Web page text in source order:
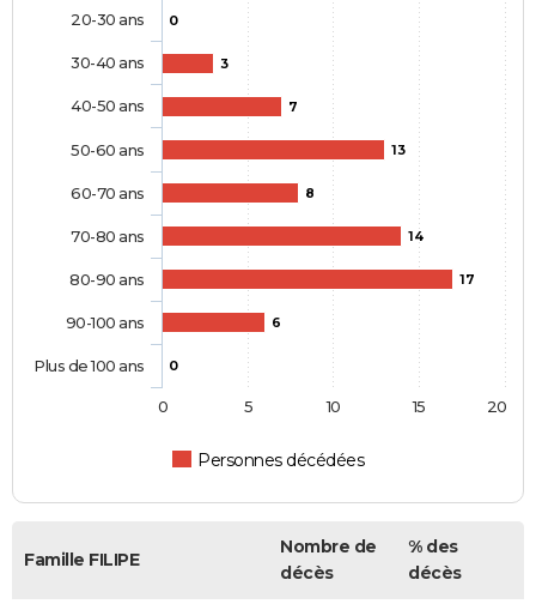
0
3
7
13
8
14
17
6
0
Personnes décédées
20-30 ans
30-40 ans
40-50 ans
50-60 ans
60-70 ans
70-80 ans
80-90 ans
90-100 ans
Plus de 100 ans
0 5 10 15 20
Famille FILIPE
Nombre de
décès
% des
décès